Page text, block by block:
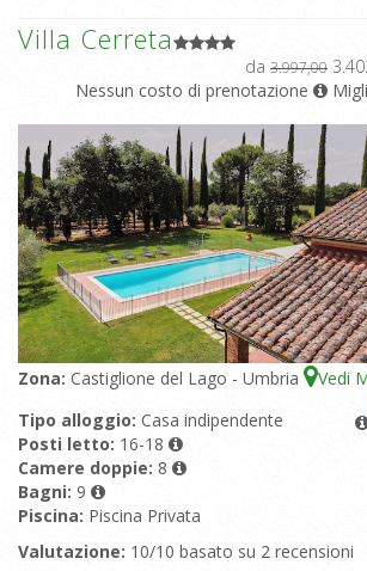
Villa Cerreta
da 3.997,00
Nessun costo di prenotazione
Zona: Castiglione del Lago - Umbria Vedi
Tipo alloggio: Casa indipendente
Posti letto: 16-18
Camere doppie: 8
Bagni: 9
Piscina: Piscina Privata
Valutazione: 10/10 basato su 2 recensioni